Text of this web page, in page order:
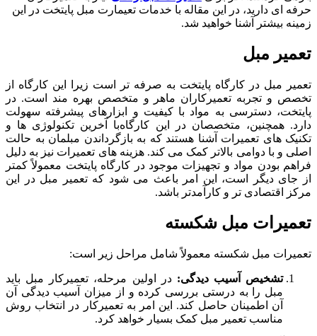
حرفه ای دارید، در این مقاله با خدمات تعیمارت مبل پایتخت در این
زمینه بیشتر آشنا خواهید شد.
تعمیر مبل
تعمیر مبل در کارگاه پایتخت به صرفه تر است زیرا این کارگاه از
تخصص و تجربه تعمیرکاران ماهر و متخصص بهره ‌مند است. در
پایتخت، دسترسی به مواد با کیفیت و ابزارهای پیشرفته سهولت
دارد. همچنین، متخصصان در این کارگاه‌با آخرین تکنولوژی ‌ها و
تکنیک ‌های تعمیرات آشنا هستند که به بازگرداندن مبلمان به حالت
اصلی و با دوامی بالاتر کمک می ‌کند. هزینه‌ های تعمیرات نیز به دلیل
فراهم بودن مواد و تجهیزات موجود در کارگاه‌ پایتخت معمولاً کمتر
از جای دیگر است، این امر باعث می ‌شود که تعمیر مبل در این
مرکز اقتصادی ‌تر و کارآمدتر باشد.
تعمیرات مبل شکسته
تعمیرات مبل شکسته معمولاً شامل مراحل زیر است:
تشخیص آسیب دیدگی: در اولین مرحله، تعمیرکار مبل باید
مبل را به درستی بررسی کرده و از میزان آسیب دیدگی آن
آن اطمینان حاصل کند. این امر به تعمیرکار در انتخاب روش
مناسب تعمیر مبل کمک بسیار خواهد کرد.